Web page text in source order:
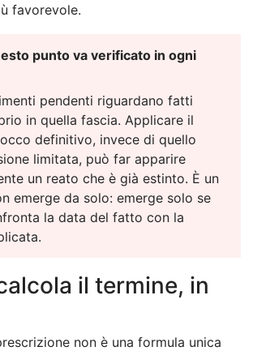
favorevole.
punto va verificato in ogni
pendenti riguardano fatti
in quella fascia. Applicare il
definitivo, invece di quello
limitata, può far apparire
un reato che è già estinto. È un
emerge da solo: emerge solo se
la data del fatto con la
il termine, in
non è una formula unica